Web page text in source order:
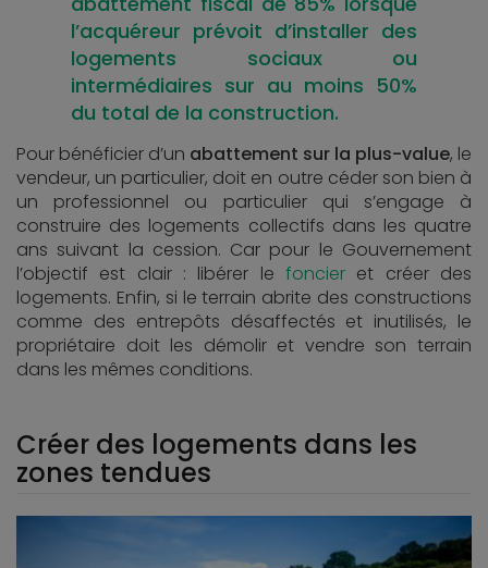
l’acquéreur prévoit d’installer des
logements sociaux ou
intermédiaires sur au moins 50%
du total de la construction.
Pour bénéficier d’un abattement sur la plus-value, le
vendeur, un particulier, doit en outre céder son bien à
un professionnel ou particulier qui s’engage à
construire des logements collectifs dans les quatre
ans suivant la cession. Car pour le Gouvernement
l’objectif est clair : libérer le foncier et créer des
logements. Enfin, si le terrain abrite des constructions
comme des entrepôts désaffectés et inutilisés, le
propriétaire doit les démolir et vendre son terrain
dans les mêmes conditions.
Créer des logements dans les
zones tendues